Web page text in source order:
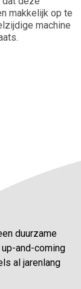
makkelijk op te
machine
duurzame
and-coming
al jarenlang